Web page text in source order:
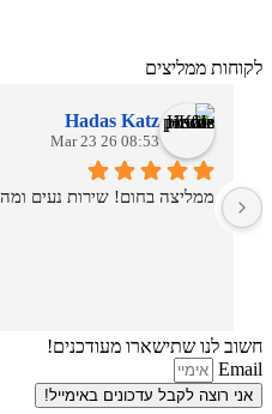
לקוחות ממליצים
Hadas Katz
08:53 26 Mar 23
ממליצה בחום! שירות נעים
חשוב לנו שתישארו מעודכנים!
Email
אני רוצה לקבל עדכונים באימייל!